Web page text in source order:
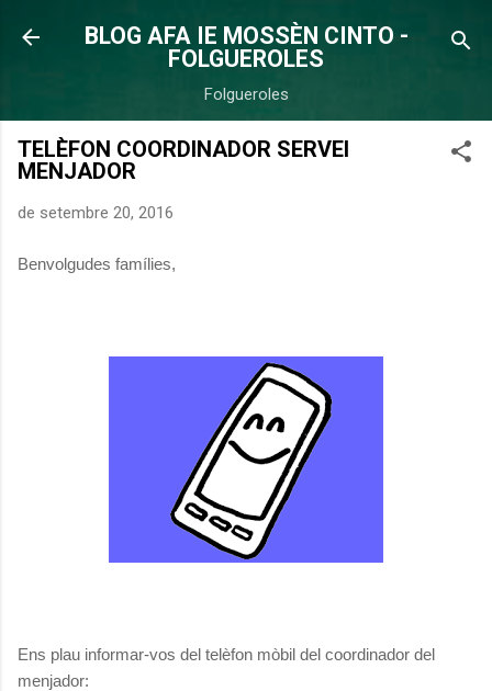
Salta al contingut principal
BLOG AFA IE MOSSÈN CINTO -
FOLGUEROLES
Folgueroles
TELÈFON COORDINADOR SERVEI
MENJADOR
de setembre 20, 2016
Benvolgudes famílies,
Ens plau informar-vos del telèfon mòbil del coordinador del
menjador: